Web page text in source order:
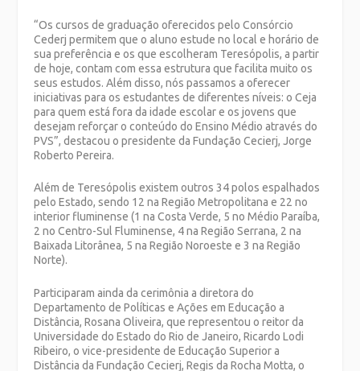
“Os cursos de graduação oferecidos pelo Consórcio
Cederj permitem que o aluno estude no local e horário de
sua preferência e os que escolheram Teresópolis, a partir
de hoje, contam com essa estrutura que facilita muito os
seus estudos. Além disso, nós passamos a oferecer
iniciativas para os estudantes de diferentes níveis: o Ceja
para quem está fora da idade escolar e os jovens que
desejam reforçar o conteúdo do Ensino Médio através do
PVS”, destacou o presidente da Fundação Cecierj, Jorge
Roberto Pereira.
Além de Teresópolis existem outros 34 polos espalhados
pelo Estado, sendo 12 na Região Metropolitana e 22 no
interior fluminense (1 na Costa Verde, 5 no Médio Paraíba,
2 no Centro-Sul Fluminense, 4 na Região Serrana, 2 na
Baixada Litorânea, 5 na Região Noroeste e 3 na Região
Norte).
Participaram ainda da cerimônia a diretora do
Departamento de Políticas e Ações em Educação a
Distância, Rosana Oliveira, que representou o reitor da
Universidade do Estado do Rio de Janeiro, Ricardo Lodi
Ribeiro, o vice-presidente de Educação Superior a
Distância da Fundação Cecierj, Regis da Rocha Motta, o